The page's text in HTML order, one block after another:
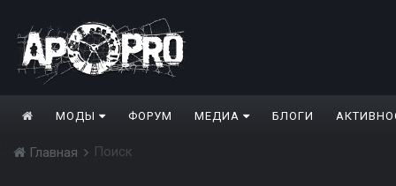
МОДЫ ФОРУМ МЕДИА БЛОГИ
Главная Поиск